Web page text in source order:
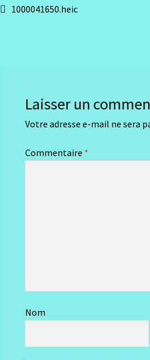
Navigation
Article
1000041650.heic
Laisser un
Votre adresse e-mail ne sera
Commentaire *
Nom